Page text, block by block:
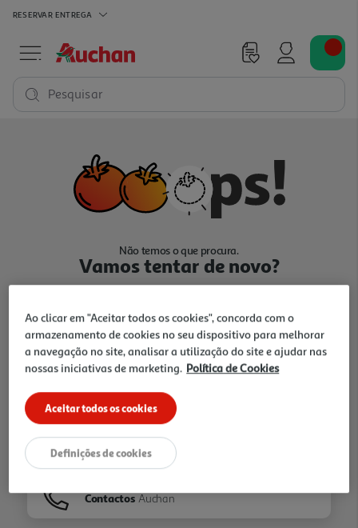
RESERVAR ENTREGA
Pesquisar
Não temos o que procura.
Vamos tentar de novo?
Ir para Homepage
Folhetos
Contactos Auchan
Ao clicar em "Aceitar todos os cookies", concorda com o
armazenamento de cookies no seu dispositivo para melhorar
a navegação no site, analisar a utilização do site e ajudar nas
nossas iniciativas de marketing. Política de Cookies
Aceitar todos os cookies
Definições de cookies